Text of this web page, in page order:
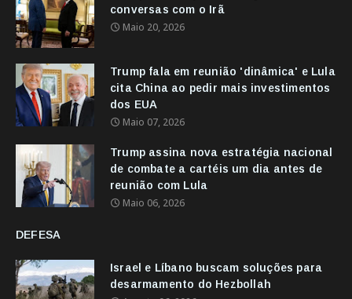
conversas com o Irã
Maio 20, 2026
Trump fala em reunião 'dinâmica' e Lula
cita China ao pedir mais investimentos
dos EUA
Maio 07, 2026
Trump assina nova estratégia nacional
de combate a cartéis um dia antes de
reunião com Lula
Maio 06, 2026
DEFESA
Israel e Líbano buscam soluções para
desarmamento do Hezbollah